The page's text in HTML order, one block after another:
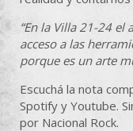
“En la Villa 21-24
acceso a las
porque es un arte
Escuchá la nota
Spotify y Youtube.
por Nacional Rock.